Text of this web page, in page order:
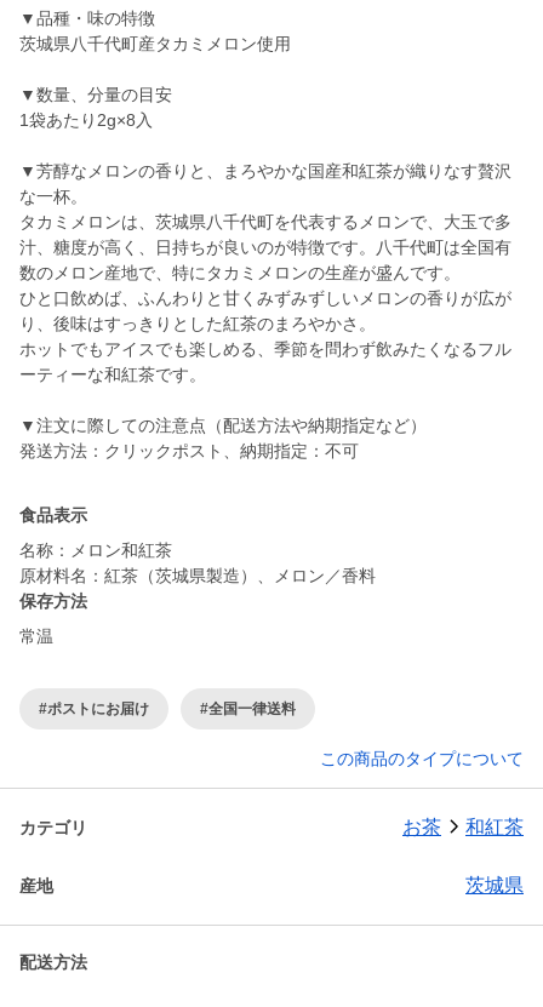
▼品種・味の特徴
茨城県八千代町産タカミメロン使用
▼数量、分量の目安
1袋あたり2g×8入
▼芳醇なメロンの香りと、まろやかな国産和紅茶が織りなす贅沢
な一杯。
タカミメロンは、茨城県八千代町を代表するメロンで、大玉で多
汁、糖度が高く、日持ちが良いのが特徴です。八千代町は全国有
数のメロン産地で、特にタカミメロンの生産が盛んです。
ひと口飲めば、ふんわりと甘くみずみずしいメロンの香りが広が
り、後味はすっきりとした紅茶のまろやかさ。
ホットでもアイスでも楽しめる、季節を問わず飲みたくなるフル
ーティーな和紅茶です。
▼注文に際しての注意点（配送方法や納期指定など）
発送方法：クリックポスト、納期指定：不可
食品表示
名称：メロン和紅茶
原材料名：紅茶（茨城県製造）、メロン／香料
保存方法
常温
#ポストにお届け #全国一律送料
この商品のタイプについて
カテゴリ お茶 和紅茶
産地 茨城県
配送方法